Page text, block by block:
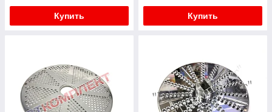
Купить Купить